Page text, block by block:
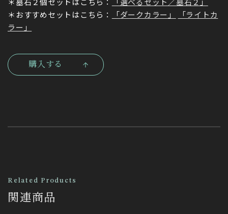
＊おすすめセットはこちら：
「ダークカラー」
「ライトカ
ラー」
購入する
Related Products
関連商品